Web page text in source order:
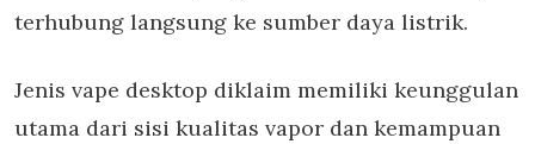
terhubung langsung ke sumber daya listrik.
Jenis vape desktop diklaim memiliki keunggulan
utama dari sisi kualitas vapor dan kemampuan